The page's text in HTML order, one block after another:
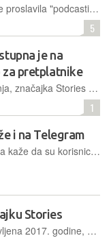
Društvena mreža, koja se proslavila "podcastima uživo" i postala jedan od najvećih pandemijskih hitova, primorana je učiniti veliku promjenu u načinu rada i privlačenja publike
5
je na
za pretplatnike
Nakon najave krajem lipnja, značajka Stories postala je dostupna na Telegramu. Trenutno je mogu koristiti isključivo oni koji plaćaju Telegram Premium
1
i na Telegram
Izvršni direktor Telegrama kaže da su korisnici godinama tražili da se unutar aplikacije doda popularna značajka Stories, koja se može pronaći više-manje na svakoj društvenoj mreži
Stories
Ova je značajka predstavljena 2017. godine, a bila je dostupna korisnicima s preko 10.000 pretplatnika. Slično kao i na Instagramu, objave bi nestale nakon određenog vremena